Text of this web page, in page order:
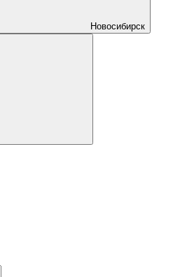
Новосибирск